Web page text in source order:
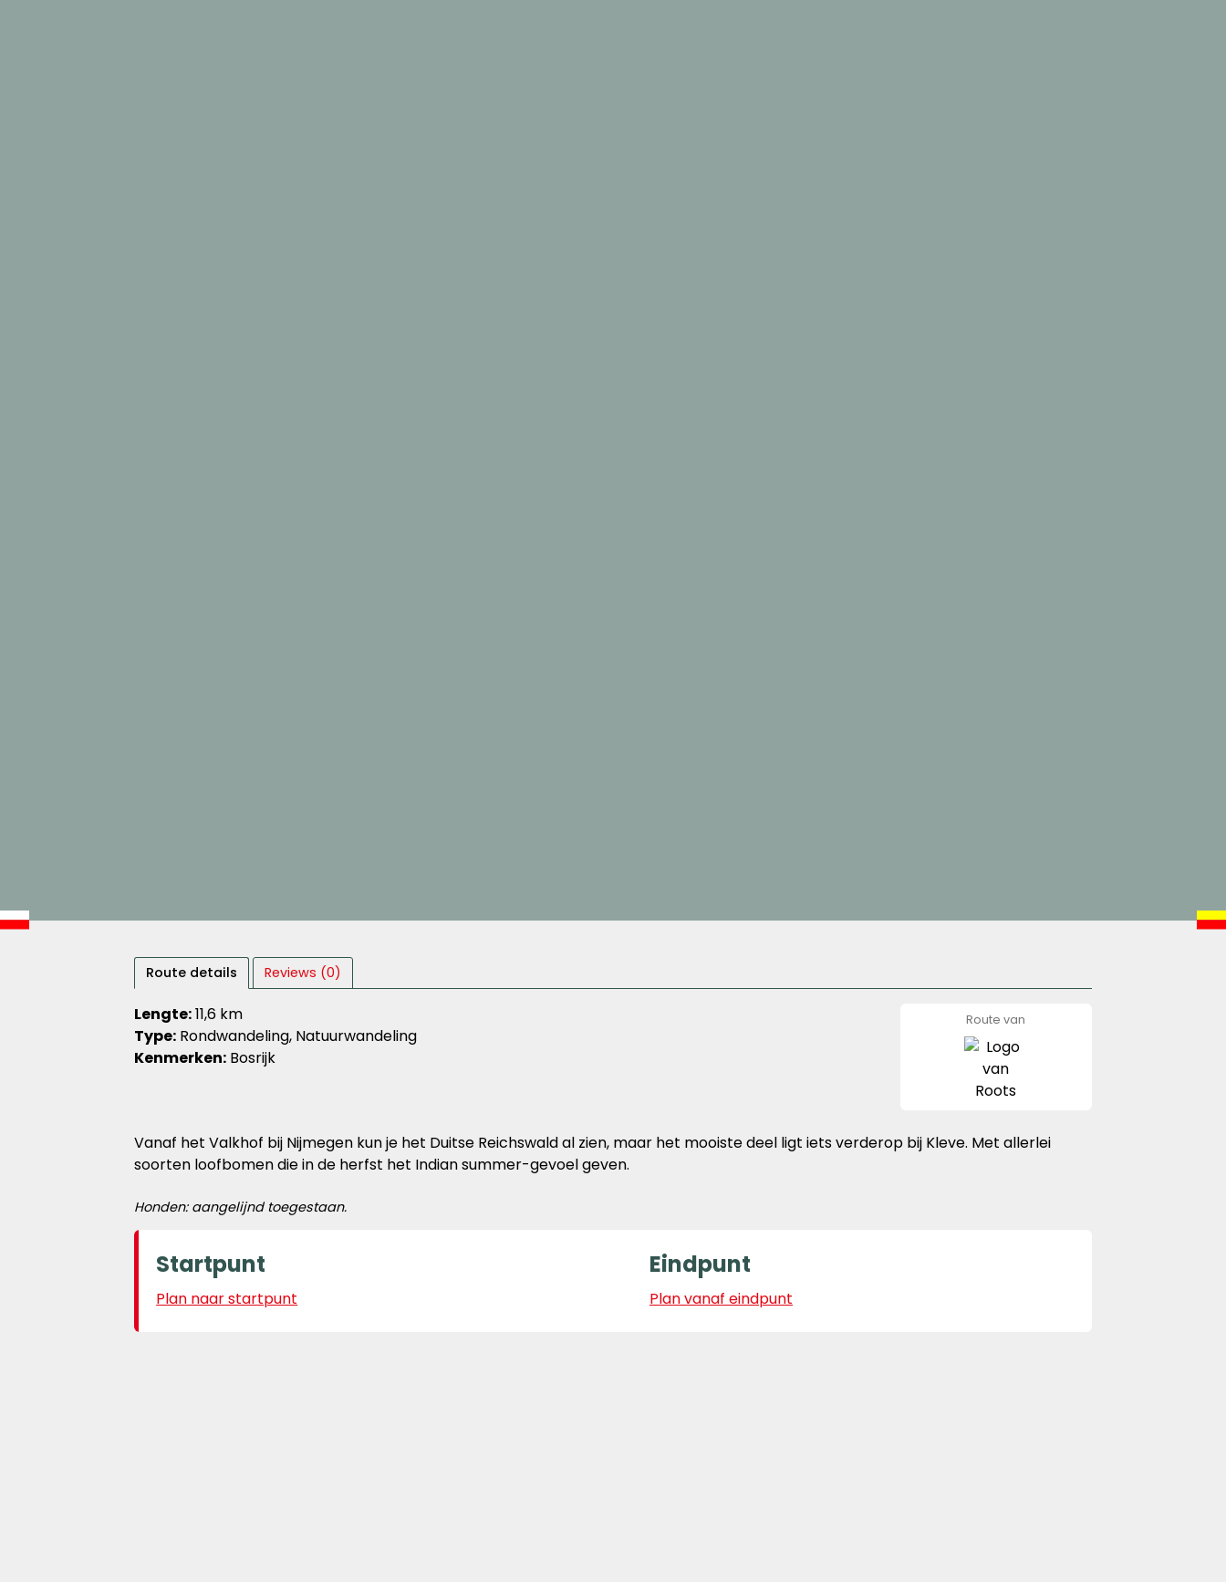
Route details Reviews (0)
Lengte:11,6 km
Type: Rondwandeling, Natuurwandeling
Kenmerken: Bosrijk
Route van
Vanaf het Valkhof bij Nijmegen kun je het Duitse Reichswald al zien, maar het mooiste deel ligt iets verderop bij Kleve. Met allerlei
soorten loofbomen die in de herfst het Indian summer-gevoel geven.
Honden: aangelijnd toegestaan.
Startpunt
Plan naar startpunt
Eindpunt
Plan vanaf eindpunt